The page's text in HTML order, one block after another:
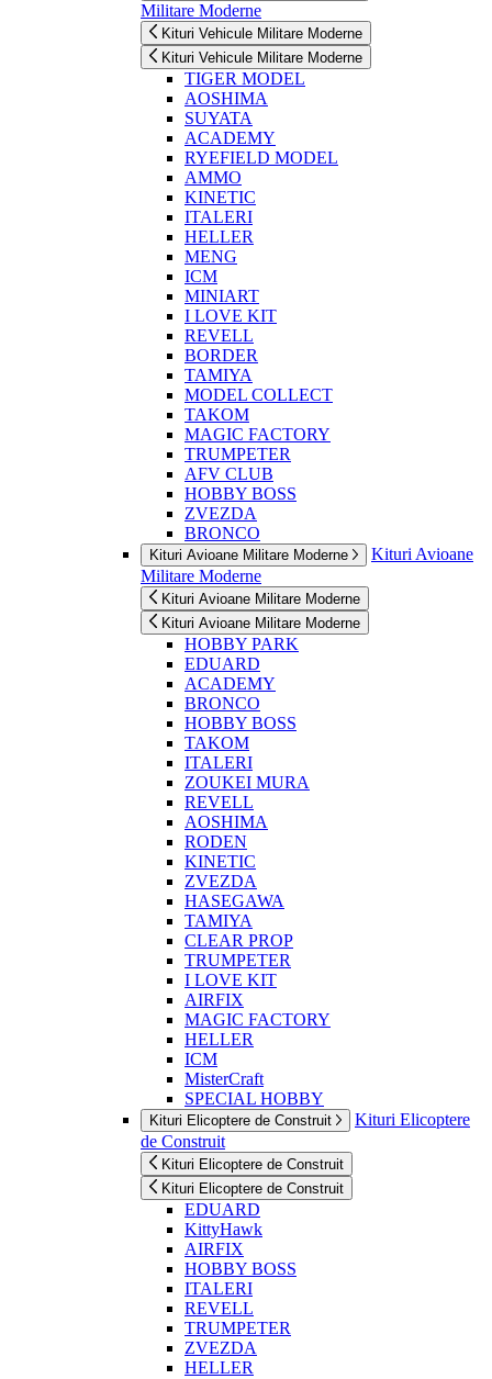
Militare Moderne
Kituri Vehicule Militare Moderne
Kituri Vehicule Militare Moderne
TIGER MODEL
AOSHIMA
SUYATA
ACADEMY
RYEFIELD MODEL
AMMO
KINETIC
ITALERI
HELLER
MENG
ICM
MINIART
I LOVE KIT
REVELL
BORDER
TAMIYA
MODEL COLLECT
TAKOM
MAGIC FACTORY
TRUMPETER
AFV CLUB
HOBBY BOSS
ZVEZDA
BRONCO
Kituri Avioane Militare Moderne
Kituri Avioane
Militare Moderne
Kituri Avioane Militare Moderne
Kituri Avioane Militare Moderne
HOBBY PARK
EDUARD
ACADEMY
BRONCO
HOBBY BOSS
TAKOM
ITALERI
ZOUKEI MURA
REVELL
AOSHIMA
RODEN
KINETIC
ZVEZDA
HASEGAWA
TAMIYA
CLEAR PROP
TRUMPETER
I LOVE KIT
AIRFIX
MAGIC FACTORY
HELLER
ICM
MisterCraft
SPECIAL HOBBY
Kituri Elicoptere de Construit
Kituri Elicoptere
de Construit
Kituri Elicoptere de Construit
Kituri Elicoptere de Construit
EDUARD
KittyHawk
AIRFIX
HOBBY BOSS
ITALERI
REVELL
TRUMPETER
ZVEZDA
HELLER